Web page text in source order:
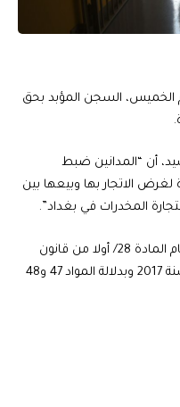
الخميس، السجن المؤبد بحق
أن “المدانين ضبط
لغرض الاتجار بها وبيعها بين
المخدرات في بغداد”.
وأضاف أن “الاحكام صدرت استنادا لاحكام المادة 28/ أولا من قانون
المخدرات والمؤثرات العقلية رقم 50 لسنة 2017 وبدلالة المواد 47 و48